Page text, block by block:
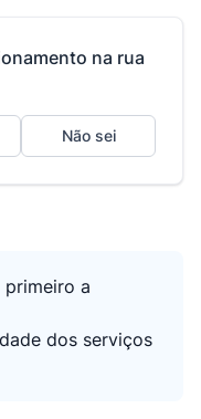
na rua
Não sei
primeiro a
dos serviços